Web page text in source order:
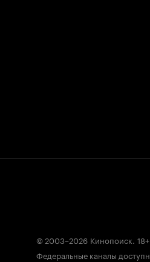
© 2003–2026 Кинопоиск. 18+
Федеральные каналы